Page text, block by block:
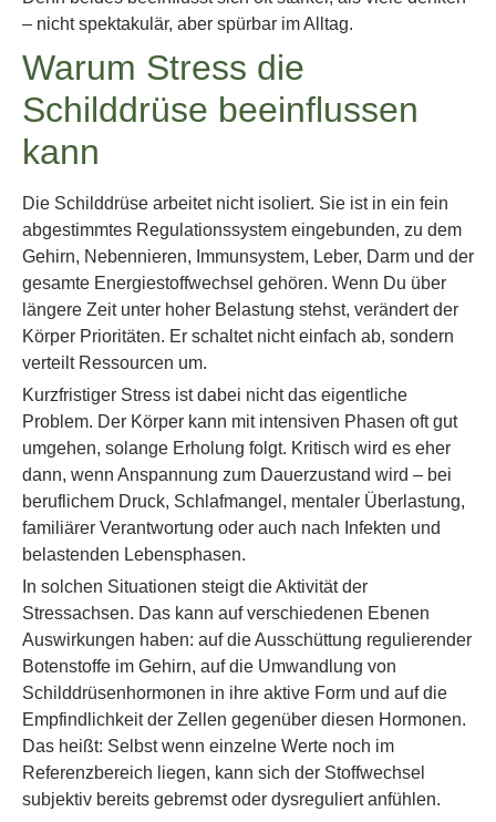
– nicht spektakulär, aber spürbar im Alltag.
Warum Stress die
Schilddrüse beeinflussen
kann
Die Schilddrüse arbeitet nicht isoliert. Sie ist in ein fein
abgestimmtes Regulationssystem eingebunden, zu dem
Gehirn, Nebennieren, Immunsystem, Leber, Darm und der
gesamte Energiestoffwechsel gehören. Wenn Du über
längere Zeit unter hoher Belastung stehst, verändert der
Körper Prioritäten. Er schaltet nicht einfach ab, sondern
verteilt Ressourcen um.
Kurzfristiger Stress ist dabei nicht das eigentliche
Problem. Der Körper kann mit intensiven Phasen oft gut
umgehen, solange Erholung folgt. Kritisch wird es eher
dann, wenn Anspannung zum Dauerzustand wird – bei
beruflichem Druck, Schlafmangel, mentaler Überlastung,
familiärer Verantwortung oder auch nach Infekten und
belastenden Lebensphasen.
In solchen Situationen steigt die Aktivität der
Stressachsen. Das kann auf verschiedenen Ebenen
Auswirkungen haben: auf die Ausschüttung regulierender
Botenstoffe im Gehirn, auf die Umwandlung von
Schilddrüsenhormonen in ihre aktive Form und auf die
Empfindlichkeit der Zellen gegenüber diesen Hormonen.
Das heißt: Selbst wenn einzelne Werte noch im
Referenzbereich liegen, kann sich der Stoffwechsel
subjektiv bereits gebremst oder dysreguliert anfühlen.